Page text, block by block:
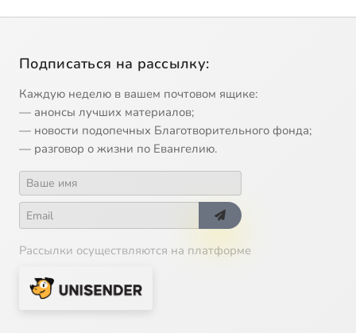
Подписаться на рассылку:
Каждую неделю в вашем почтовом ящике:
— анонсы лучших материалов;
— новости подопечных Благотворительного фонда;
— разговор о жизни по Евангелию.
Рассылки осуществляются на платформе